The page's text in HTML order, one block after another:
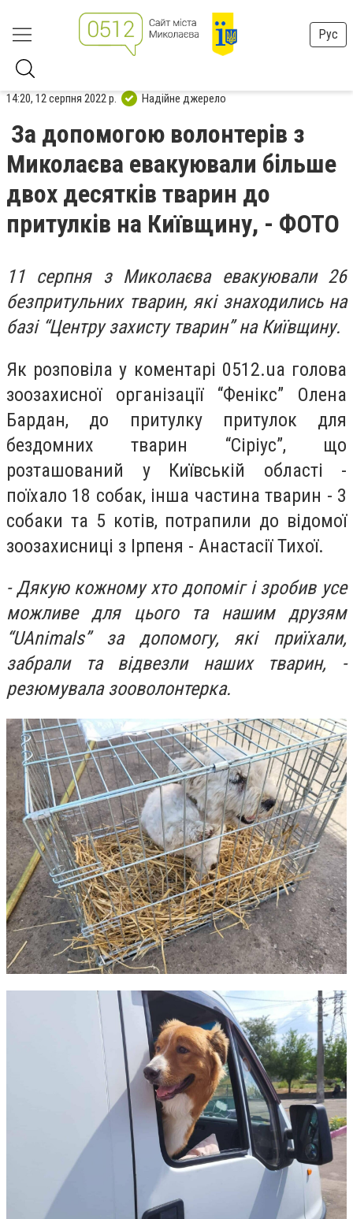
Рус
14:20, 12 серпня 2022 р. Надійне джерело
За допомогою волонтерів з
Миколаєва евакуювали більше
двох десятків тварин до
притулків на Київщину, - ФОТО
11 серпня з Миколаєва евакуювали 26
безпритульних тварин, які знаходились на
базі “Центру захисту тварин” на Київщину.
Як розповіла у коментарі 0512.ua голова
зоозахисної організації “Фенікс” Олена
Бардан, до притулку притулок для
бездомних тварин “Сіріус”, що
розташований у Київській області -
поїхало 18 собак, інша частина тварин - 3
собаки та 5 котів, потрапили до відомої
зоозахисниці з Ірпеня - Анастасії Тихої.
- Дякую кожному хто допоміг і зробив усе
можливе для цього та нашим друзям
“UAnimals” за допомогу, які приїхали,
забрали та відвезли наших тварин, -
резюмувала зооволонтерка.